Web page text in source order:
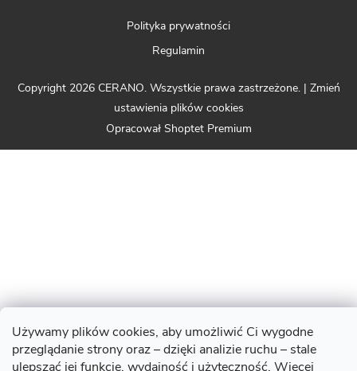
Używamy plików cookies, aby umożliwić Ci wygodne
przeglądanie strony oraz – dzięki analizie ruchu – stale
ulepszać jej funkcje, wydajność i użyteczność. Więcej
Polityka prywatności
Regulamin
Opracował Shoptet Premium
Copyright 2026 CERANO. Wszystkie prawa zastrzeżone. | Zmień
ustawienia plików cookies